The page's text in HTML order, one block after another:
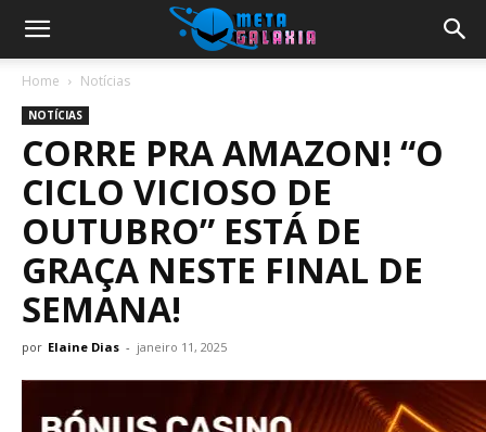
Home Notícias
NOTÍCIAS
CORRE PRA AMAZON! “O
CICLO VICIOSO DE
OUTUBRO” ESTÁ DE
GRAÇA NESTE FINAL DE
SEMANA!
por Elaine Dias - janeiro 11, 2025